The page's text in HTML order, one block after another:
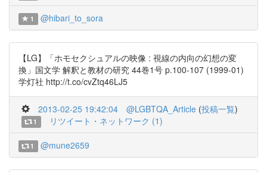
1 @hibari_to_sora
【LG】「ホモセクシュアルの映像 : 視線の内向の幻想の変
換」国文学 解釈と教材の研究 44巻1号 p.100-107 (1999-01)
学灯社 http://t.co/cvZtq46LJ5
2013-02-25 19:42:04 @LGBTQA_Article (投稿一覧)
1 リツイート・ネットワーク (1)
1 @mune2659